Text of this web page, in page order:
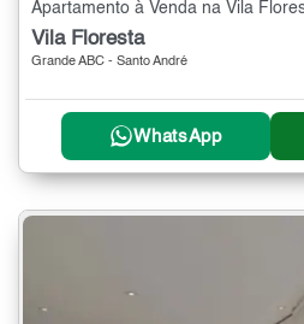
Apartamento à Venda na Vila
Vila Floresta
Grande ABC - Santo André
WhatsApp